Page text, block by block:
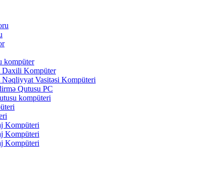
kompüter
Daxili Kompüter
Nəqliyyat Vasitəsi Kompüteri
Qutusu PC
kompüteri
Kompüteri
Kompüteri
Kompüteri